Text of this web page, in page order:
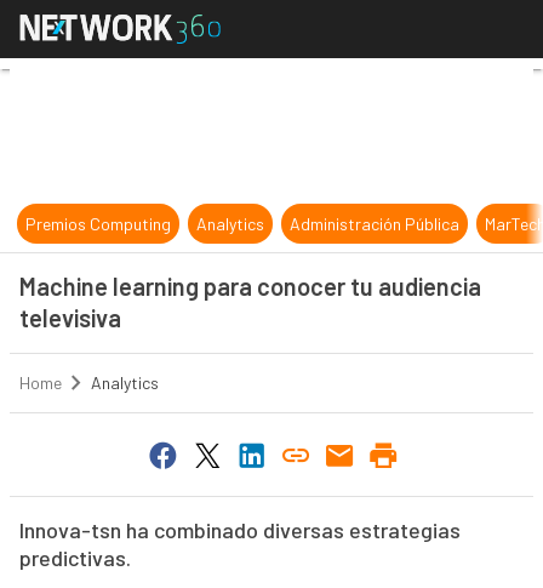
Machine learning para conocer tu
Premios Computing Analytics Administración Pública
Machine learning para conocer tu audiencia
televisiva
Home Analytics
Innova-tsn ha combinado diversas estrategias
predictivas.